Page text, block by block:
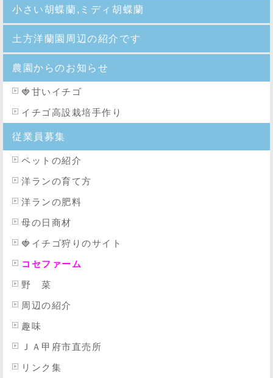
小さい胡蝶蘭,ミディ胡蝶蘭
土方洋蘭園周辺の紹介です
農園からのお知らせ
🍓 甘いイチゴ
イチゴ高設栽培手作り
従業員募集
ペットの紹介
洋ランの育て方
洋ランの肥料
母の日商材
🍓イチゴ狩りのサイト
コセファーム
野 菜
周辺の紹介
趣味
ＪＡ甲府市直売所
リンク集